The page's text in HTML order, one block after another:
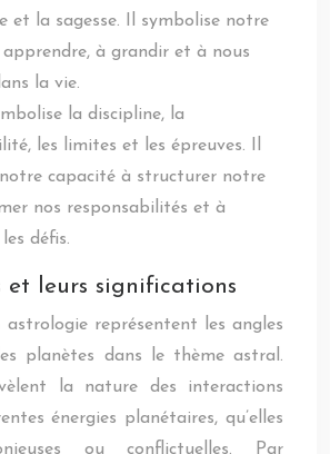
et la sagesse. Il symbolise notre
à grandir et à nous
la vie.
la discipline, la
les limites et les épreuves. Il
capacité à structurer notre
nos responsabilités et à
défis.
et leurs significations
astrologie représentent les angles
planètes dans le thème astral.
la nature des interactions
énergies planétaires, qu’elles
ou conflictuelles. Par